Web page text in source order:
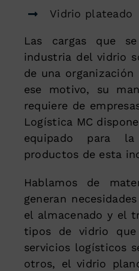
Vidrio plateado
Las cargas que
industria del vidrio
de una
ese motivo, su
requiere de
Logística MC
equipado para
productos de esta
Hablamos de
generan
el almacenado y el
tipos de vidrio
servicios logísticos
otros, el vidrio